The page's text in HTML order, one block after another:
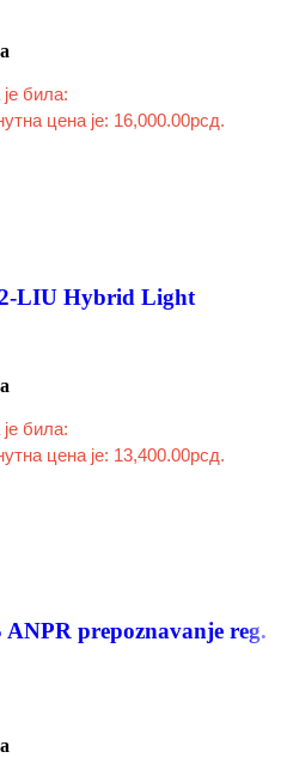
била:
цена је: 16,000.00рсд.
LIU Hybrid Light
била:
цена је: 13,400.00рсд.
prepoznavanje reg.